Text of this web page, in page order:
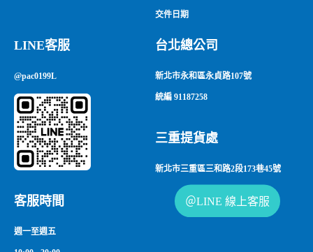
交件日期
LINE客服
@pac0199L
客服時間
週一至週五
台北總公司
新北市永和區永貞路107號
統編 91187258
三重提貨處
新北市三重區三和路2段173巷45號